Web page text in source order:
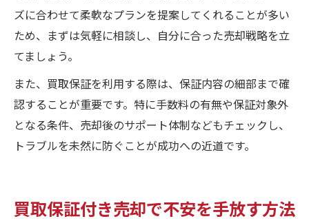
ズに合わせて柔軟なプランを提案してくれることが多い
ため、まずは気軽に相談し、自分に合った売却戦略を立
てましょう。
また、買取保証を利用する際は、保証内容の細部まで確
認することが重要です。特に手数料の有無や保証対象外
となる条件、売却後のサポート体制などもチェックし、
トラブルを未然に防ぐことが成功への近道です。
買取保証付き売却で不安を手放す方法